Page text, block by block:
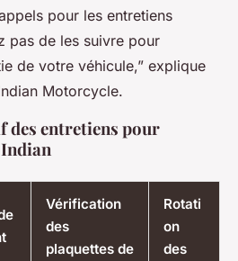
pour les entretiens
pas de les suivre pour
de votre véhicule,” explique
Motorcycle.
des entretiens pour
Vérification
des
plaquettes de
Rotati
on
des